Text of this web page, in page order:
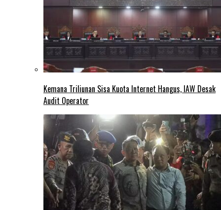
Kemana Triliunan Sisa Kuota Internet Hangus, IAW Desak
Audit Operator